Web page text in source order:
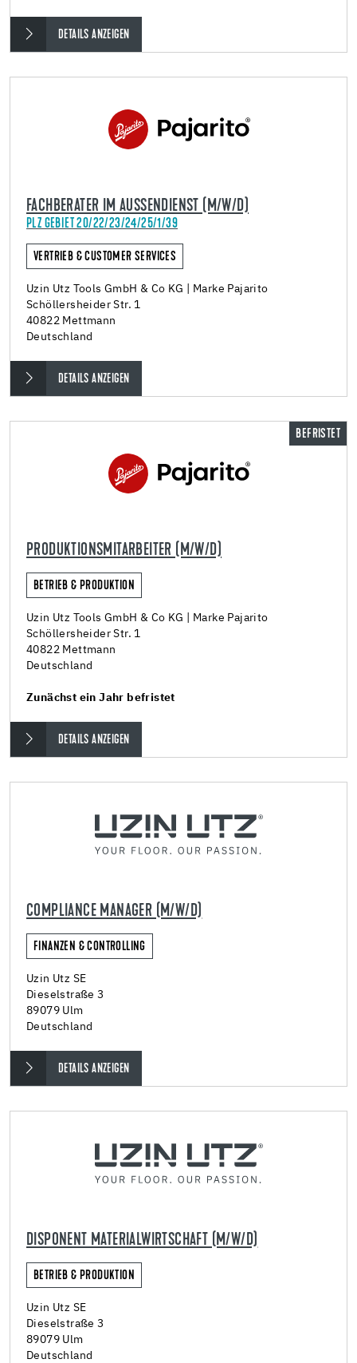
DETAILS ANZEIGEN
FACHBERATER IM AUSSENDIENST (M/W/D)
PLZ GEBIET 20/22/23/24/25/1/39
VERTRIEB & CUSTOMER SERVICES
Uzin Utz Tools GmbH & Co KG | Marke Pajarito
Schöllersheider Str. 1
40822 Mettmann
Deutschland
DETAILS ANZEIGEN
BEFRISTET
PRODUKTIONSMITARBEITER (M/W/D)
BETRIEB & PRODUKTION
Uzin Utz Tools GmbH & Co KG | Marke Pajarito
Schöllersheider Str. 1
40822 Mettmann
Deutschland
Zunächst ein Jahr befristet
DETAILS ANZEIGEN
COMPLIANCE MANAGER (M/W/D)
FINANZEN & CONTROLLING
Uzin Utz SE
Dieselstraße 3
89079 Ulm
Deutschland
DETAILS ANZEIGEN
DISPONENT MATERIALWIRTSCHAFT (M/W/D)
BETRIEB & PRODUKTION
Uzin Utz SE
Dieselstraße 3
89079 Ulm
Deutschland